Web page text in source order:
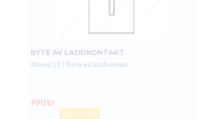
BYTE AV LADDKONTAKT
Xiaomi 11T Byte av laddkontakt
990 kr
Boka en tid